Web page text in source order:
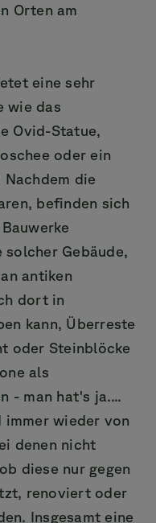
Orten am
eine sehr
wie das
Ovid-Statue,
oder ein
die
befinden sich
solcher Gebäude,
antiken
dort in
kann, Überreste
oder Steinblöcke
als
- man hat's ja....
wieder von
denen nicht
diese nur gegen
renoviert oder
Insgesamt eine